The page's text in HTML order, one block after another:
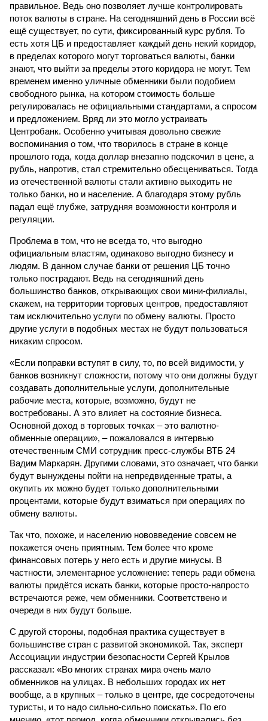
правильное. Ведь оно позволяет лучше контролировать
поток валюты в стране. На сегодняшний день в России всё
ещё существует, по сути, фиксированный курс рубля. То
есть хотя ЦБ и предоставляет каждый день некий коридор,
в пределах которого могут торговаться валюты, банки
знают, что выйти за пределы этого коридора не могут. Тем
временем именно уличные обменники были подобием
свободного рынка, на котором стоимость больше
регулировалась не официальными стандартами, а спросом
и предложением. Вряд ли это могло устраивать
Центробанк. Особенно учитывая довольно свежие
воспоминания о том, что творилось в стране в конце
прошлого года, когда доллар внезапно подскочил в цене, а
рубль, напротив, стал стремительно обесцениваться. Тогда
из отечественной валюты стали активно выходить не
только банки, но и население. А благодаря этому рубль
падал ещё глубже, затрудняя возможности контроля и
регуляции.
Проблема в том, что не всегда то, что выгодно
официальным властям, одинаково выгодно бизнесу и
людям. В данном случае банки от решения ЦБ точно
только пострадают. Ведь на сегодняшний день
большинство банков, открывающих свои мини-филиалы,
скажем, на территории торговых центров, предоставляют
там исключительно услуги по обмену валюты. Просто
другие услуги в подобных местах не будут пользоваться
никаким спросом.
«Если поправки вступят в силу, то, по всей видимости, у
банков возникнут сложности, потому что они должны будут
создавать дополнительные услуги, дополнительные
рабочие места, которые, возможно, будут не
востребованы. А это влияет на состояние бизнеса.
Основной доход в торговых точках – это валютно-
обменные операции», – пожаловался в интервью
отечественным СМИ сотрудник пресс-службы ВТБ 24
Вадим Маркарян. Другими словами, это означает, что банки
будут вынуждены пойти на непредвиденные траты, а
окупить их можно будет только дополнительными
процентами, которые будут взиматься при операциях по
обмену валюты.
Так что, похоже, и населению нововведение совсем не
покажется очень приятным. Тем более что кроме
финансовых потерь у него есть и другие минусы. В
частности, элементарное усложнение: теперь ради обмена
валюты придётся искать банки, которые просто-напросто
встречаются реже, чем обменники. Соответствено и
очереди в них будут больше.
С другой стороны, подобная практика существует в
большинстве стран с развитой экономикой. Так, эксперт
Ассоциации индустрии безопасности Сергей Крылов
рассказал: «Во многих странах мира очень мало
обменников на улицах. В небольших городах их нет
вообще, а в крупных – только в центре, где сосредоточены
туристы, и то надо сильно-сильно поискать». По его